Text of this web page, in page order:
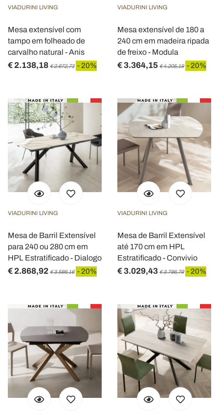
VIADURINI LIVING
Mesa extensível com
tampo em folheado de
carvalho natural - Anis
€ 2.138,18 € 2.672,73 - 20%
VIADURINI LIVING
Mesa extensível de 180 a
240 cm em madeira ripada
de freixo - Modula
€ 3.364,15 € 4.205,19 - 20%
VIADURINI LIVING
Mesa de Barril Extensível
para 240 ou 280 cm em
HPL Estratificado - Dialogo
€ 2.868,92 € 3.586,16 - 20%
VIADURINI LIVING
Mesa de Barril Extensível
até 170 cm em HPL
Estratificado - Convivio
€ 3.029,43 € 3.786,79 - 20%